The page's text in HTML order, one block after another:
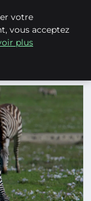
-
votre
vous acceptez
plus